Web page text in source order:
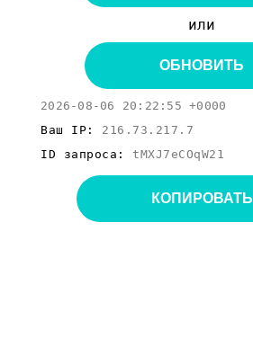
или
ОБНОВИТЬ
2026-08-06 20:22:55 +0000
Ваш IP: 216.73.217.7
ID запроса: tMXJ7eCOqW21
КОПИРОВАТЬ